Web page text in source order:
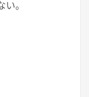
。